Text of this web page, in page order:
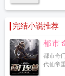
完结小说推荐
都市
都市奇
代仙帝